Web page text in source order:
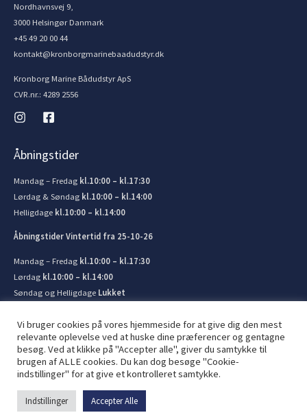
Nordhavnsvej 9,
3000 Helsingør Danmark
+45 49 20 00 44
kontakt@kronborgmarinebaadudstyr.dk
Kronborg Marine Bådudstyr ApS
CVR.nr.: 4289 2556
Åbningstider
Mandag – Fredag kl.10:00 – kl.17:30
Lørdag & Søndag kl.10:00 – kl.14:00
Helligdage kl.10:00 – kl.14:00
Åbningstider Vintertid fra 25-10-26
Mandag – Fredag kl.10:00 – kl.17:30
Lørdag kl.10:00 – kl.14:00
Søndag og Helligdage Lukket
© 2026 Kronborg Marine og Bådudstyr. Lavet af JIT ApS
Vi bruger cookies på vores hjemmeside for at give dig den mest
relevante oplevelse ved at huske dine præferencer og gentagne
besøg. Ved at klikke på "Accepter alle", giver du samtykke til
brugen af ​​ALLE cookies. Du kan dog besøge "Cookie-
indstillinger" for at give et kontrolleret samtykke.
Indstillinger Accepter Alle